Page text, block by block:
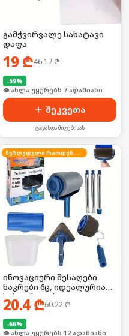
გამჭვირვალე სახატავი
დაფა
19 ₾46.17₾
-59%
🛒 ბოლო 24სთ-ში იყიდა 10-მა
შეკვეთა
გადახდა მიღებისას
შეზღუდული რაოდენობა
ინოვაციური შესაღები
ნაკრები 6ც, იდეალურია
სახლისთვის
20.4₾60.22₾
-66%
🛒 ბოლო 24სთ-ში იყიდა 15-მა